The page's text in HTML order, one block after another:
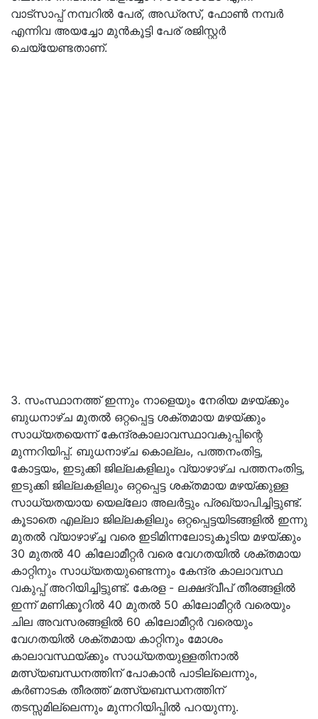
വാട്സാപ്പ് നമ്പറിൽ പേര്, അഡ്രസ്, ഫോൺ നമ്പർ
എന്നിവ അയച്ചോ മുൻകൂട്ടി പേര് രജിസ്റ്റർ
ചെയ്യേണ്ടതാണ്.
3. സംസ്ഥാനത്ത് ഇന്നും നാളെയും നേരിയ മഴയ്ക്കും
ബുധനാഴ്ച മുതൽ ഒറ്റപ്പെട്ട ശക്തമായ മഴയ്ക്കും
സാധ്യതയെന്ന് കേന്ദ്രകാലാവസ്ഥാവകുപ്പിന്റെ
മുന്നറിയിപ്പ്. ബുധനാഴ്ച കൊല്ലം, പത്തനംതിട്ട,
കോട്ടയം, ഇടുക്കി ജില്ലകളിലും വ്യാഴാഴ്ച പത്തനംതിട്ട,
ഇടുക്കി ജില്ലകളിലും ഒറ്റപ്പെട്ട ശക്തമായ മഴയ്ക്കുള്ള
സാധ്യതയായ യെല്ലോ അലർട്ടും പ്രഖ്യാപിച്ചിട്ടുണ്ട്.
കൂടാതെ എല്ലാ ജില്ലകളിലും ഒറ്റപ്പെട്ടയിടങ്ങളിൽ ഇന്നു
മുതൽ വ്യാഴാഴ്ച്ച വരെ ഇടിമിന്നലോടുകൂടിയ മഴയ്ക്കും
30 മുതൽ 40 കിലോമീറ്റർ വരെ വേഗതയിൽ ശക്തമായ
കാറ്റിനും സാധ്യതയുണ്ടെന്നും കേന്ദ്ര കാലാവസ്ഥ
വകുപ്പ് അറിയിച്ചിട്ടുണ്ട്. കേരള - ലക്ഷദ്വീപ് തീരങ്ങളിൽ
ഇന്ന് മണിക്കൂറിൽ 40 മുതൽ 50 കിലോമീറ്റർ വരെയും
ചില അവസരങ്ങളിൽ 60 കിലോമീറ്റർ വരെയും
വേഗതയിൽ ശക്തമായ കാറ്റിനും മോശം
കാലാവസ്ഥയ്ക്കും സാധ്യതയുള്ളതിനാൽ
മത്സ്യബന്ധനത്തിന് പോകാൻ പാടില്ലെന്നും,
കർണാടക തീരത്ത് മത്സ്യബന്ധനത്തിന്
തടസ്സമില്ലെന്നും മുന്നറിയിപ്പിൽ പറയുന്നു.